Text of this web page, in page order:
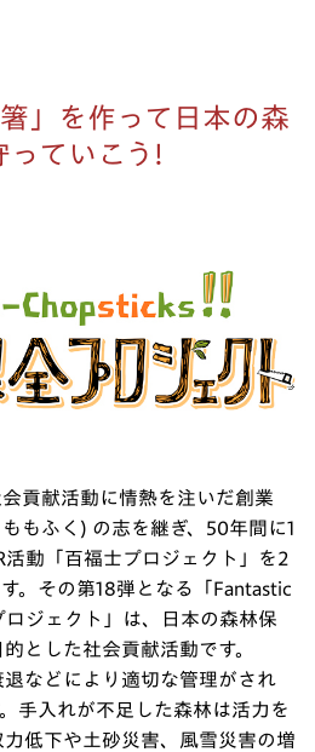
」を作って日本の森
っていこう!
貢献活動に情熱を注いだ創業
もふく) の志を継ぎ、50年間に1
活動「百福士プロジェクト」を2
。その第18弾となる「Fantastic
ジェクト」は、日本の森林保
とした社会貢献活動です。
などにより適切な管理がされ
手入れが不足した森林は活力を
低下や土砂災害、風雪災害の増